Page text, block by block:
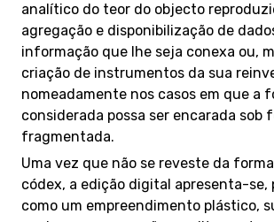
analítico do teor do objecto
agregação e disponibilização de
informação que lhe seja conexa ou,
criação de instrumentos da sua
nomeadamente nos casos em que a
considerada possa ser encarada sob
fragmentada.
Uma vez que não se reveste da
códex, a edição digital apresenta-se,
como um empreendimento plástico,